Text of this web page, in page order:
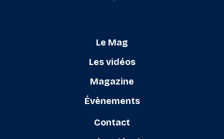
Le Mag
Les vidéos
Magazine
Évènements
Contact